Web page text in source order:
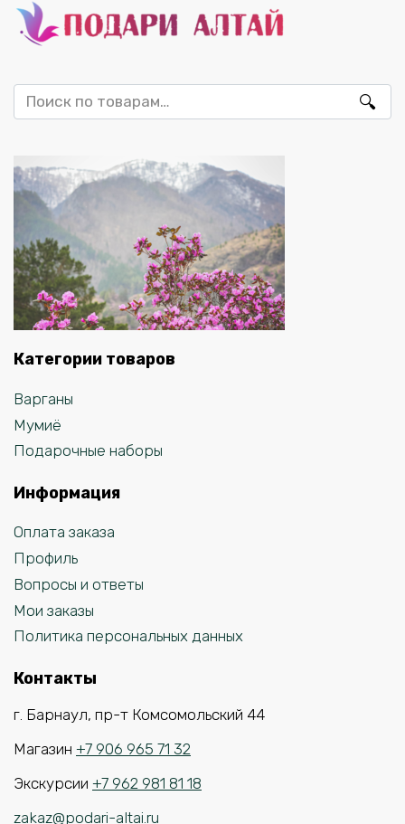
Искать:
Категории товаров
Варганы
Мумиё
Подарочные наборы
Информация
Оплата заказа
Профиль
Вопросы и ответы
Мои заказы
Политика персональных данных
Контакты
г. Барнаул, пр-т Комсомольский 44
Магазин +7 906 965 71 32
Экскурсии +7 962 981 81 18
zakaz@podari-altai.ru